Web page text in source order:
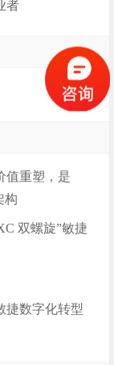
者
值重塑，是
构
双螺旋”敏捷
捷数字化转型